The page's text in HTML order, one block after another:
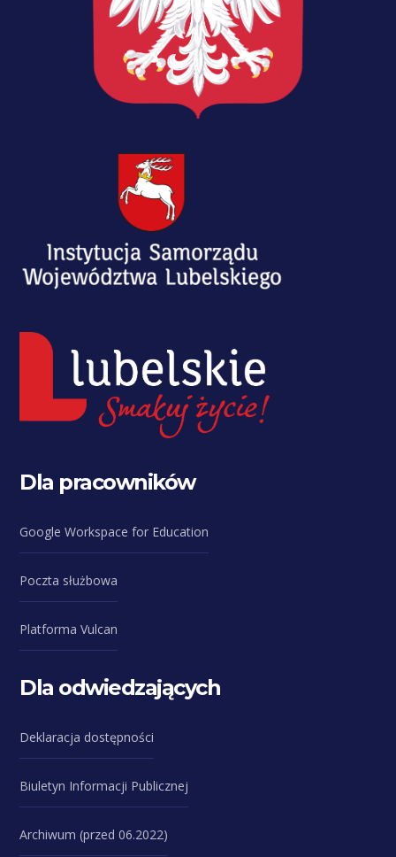
Dla pracowników
Google Workspace for Education
Poczta służbowa
Platforma Vulcan
Dla odwiedzających
Deklaracja dostępności
Biuletyn Informacji Publicznej
Archiwum (przed 06.2022)